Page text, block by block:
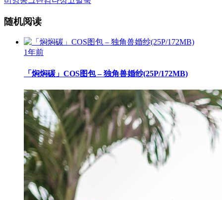
随机阅读
1年前
「焖焖碳」COS图包 – 独角兽婚纱(25P/172MB)